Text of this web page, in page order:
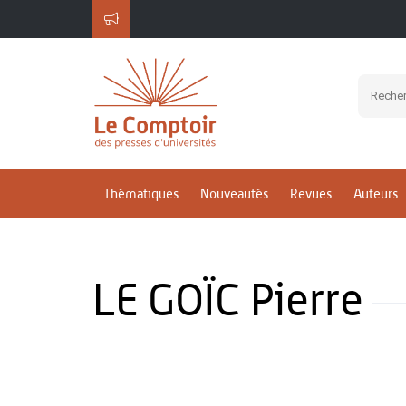
Thématiques Nouveautés Revues Auteurs
LE GOÏC Pierre